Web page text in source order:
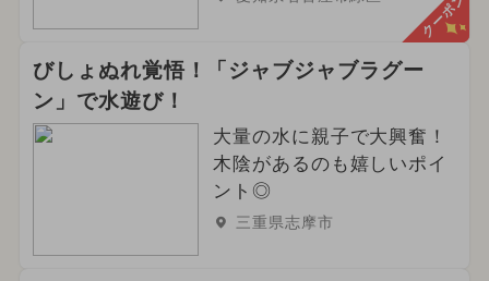
クーポン
びしょぬれ覚悟！「ジャブジャブラグー
ン」で水遊び！
大量の水に親子で大興奮！
木陰があるのも嬉しいポイ
ント◎
三重県志摩市